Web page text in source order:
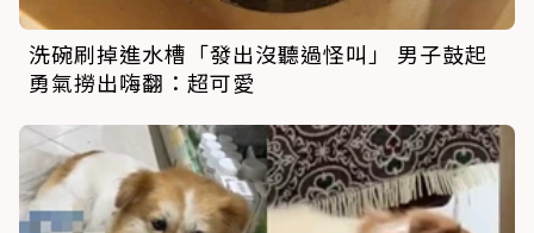
洗碗刷掉進水槽「發出沒聽過怪叫」 男子鼓起
勇氣撈出嗨翻：超可愛